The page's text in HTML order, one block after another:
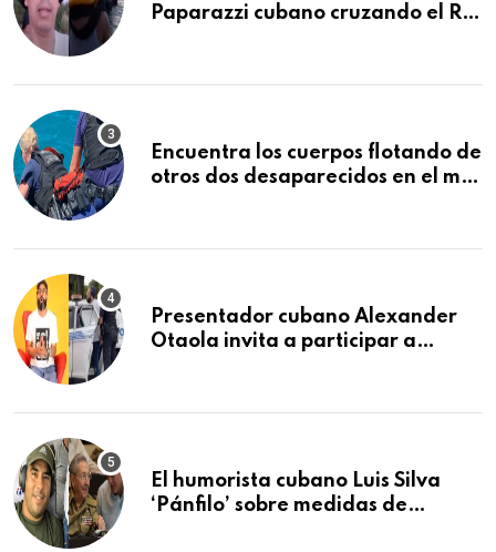
Paparazzi cubano cruzando el Río
Encuentra los cuerpos flotando de
otros dos desaparecidos en el mar
Presentador cubano Alexander
Otaola invita a participar a
que lo detuvo durante una
El humorista cubano Luis Silva
‘Pánfilo’ sobre medidas de